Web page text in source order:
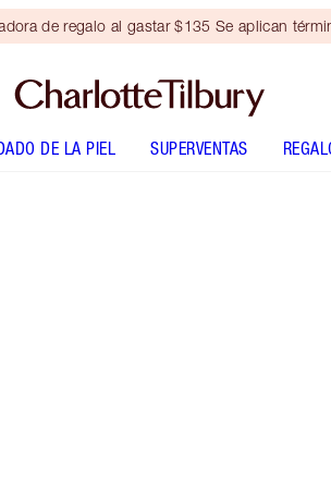
de regalo al gastar $135 Se aplican
DE LA PIEL SUPERVENTAS